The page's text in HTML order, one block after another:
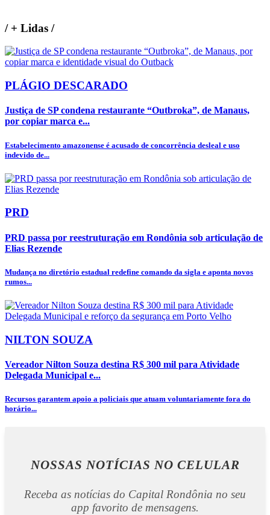
/+ Lidas /
PLÁGIO DESCARADO
Justiça de SP condena restaurante “Outbroka”, de Manaus,
por copiar marca e...
Estabelecimento amazonense é acusado de concorrência desleal e uso
indevido de...
PRD
PRD passa por reestruturação em Rondônia sob articulação de
Elias Rezende
Mudança no diretório estadual redefine comando da sigla e aponta novos
rumos...
NILTON SOUZA
Vereador Nilton Souza destina R$ 300 mil para Atividade
Delegada Municipal e...
Recursos garantem apoio a policiais que atuam voluntariamente fora do
horário...
NOSSAS NOTÍCIAS NO CELULAR
Receba as notícias do Capital Rondônia no seu
app favorito de mensagens.